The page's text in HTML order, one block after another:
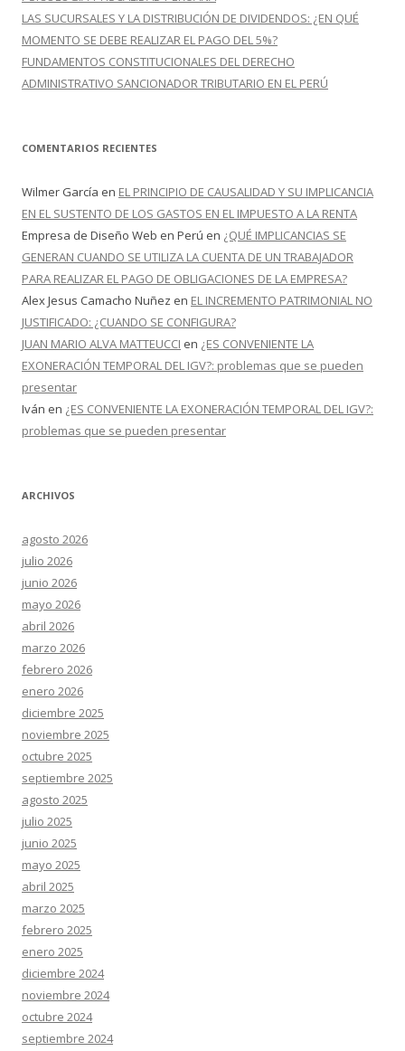
LAS SUCURSALES Y LA DISTRIBUCIÓN DE DIVIDENDOS: ¿EN QUÉ
MOMENTO SE DEBE REALIZAR EL PAGO DEL 5%?
FUNDAMENTOS CONSTITUCIONALES DEL DERECHO
ADMINISTRATIVO SANCIONADOR TRIBUTARIO EN EL PERÚ
COMENTARIOS RECIENTES
Wilmer García en EL PRINCIPIO DE CAUSALIDAD Y SU IMPLICANCIA
EN EL SUSTENTO DE LOS GASTOS EN EL IMPUESTO A LA RENTA
Empresa de Diseño Web en Perú en ¿QUÉ IMPLICANCIAS SE
GENERAN CUANDO SE UTILIZA LA CUENTA DE UN TRABAJADOR
PARA REALIZAR EL PAGO DE OBLIGACIONES DE LA EMPRESA?
Alex Jesus Camacho Nuñez en EL INCREMENTO PATRIMONIAL NO
JUSTIFICADO: ¿CUANDO SE CONFIGURA?
JUAN MARIO ALVA MATTEUCCI en ¿ES CONVENIENTE LA
EXONERACIÓN TEMPORAL DEL IGV?: problemas que se pueden
presentar
Iván en ¿ES CONVENIENTE LA EXONERACIÓN TEMPORAL DEL IGV?:
problemas que se pueden presentar
ARCHIVOS
agosto 2026
julio 2026
junio 2026
mayo 2026
abril 2026
marzo 2026
febrero 2026
enero 2026
diciembre 2025
noviembre 2025
octubre 2025
septiembre 2025
agosto 2025
julio 2025
junio 2025
mayo 2025
abril 2025
marzo 2025
febrero 2025
enero 2025
diciembre 2024
noviembre 2024
octubre 2024
septiembre 2024